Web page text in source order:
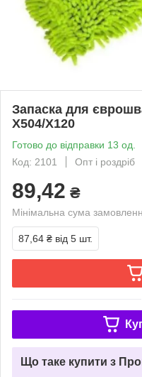
Запаска для
X504/Х120
Готово до відправки 13 од.
Код: 2101
Опт і роздріб
89,42 ₴
Мінімальна сума
87,64 ₴ від 5 шт.
Що таке купити з